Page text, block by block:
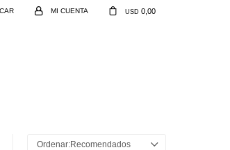
USD 0,00
Recomendados